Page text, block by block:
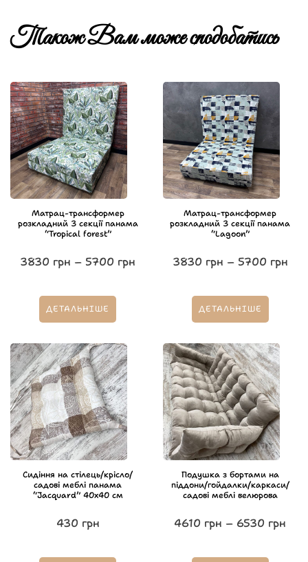
Також Вам може сподобатись
Матрац-трансформер
розкладний 3 секції панама
“Tropical forest”
3830 грн – 5700 грн
ДЕТАЛЬНІШЕ
Матрац-трансформер
розкладний 3 секції панама
“Lagoon”
3830 грн – 5700 грн
ДЕТАЛЬНІШЕ
Сидіння на стілець/крісло/
садові меблі панама
“Jacquard” 40х40 см
430 грн
Подушка з бортами на
піддони/гойдалки/каркаси/
садові меблі велюрова
4610 грн – 6530 грн